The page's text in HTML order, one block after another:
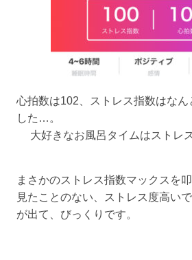
心拍数は102、ストレス指数はな
した…。
大好きなお風呂タイムはストレ
まさかのストレス指数マックスを
見たことのない、ストレス度高い
が出て、びっくりです。